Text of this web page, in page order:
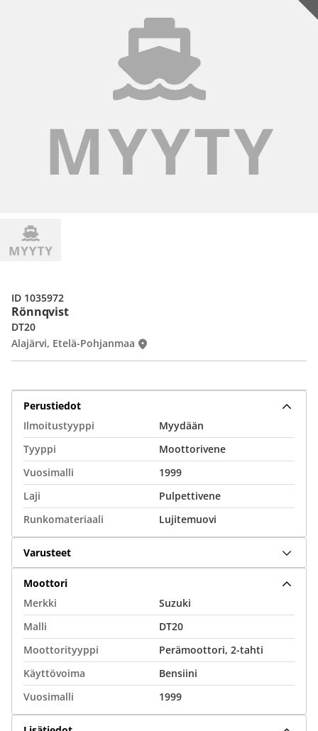
Rönnqvist
DT20
Alajärvi, Etelä-Pohjanmaa
ID 1035972
Perustiedot
Ilmoitustyyppi
Myydään
Tyyppi
Moottorivene
Vuosimalli
1999
Laji
Pulpettivene
Runkomateriaali
Lujitemuovi
Varusteet
Moottori
Merkki
Suzuki
Malli
DT20
Moottorityyppi
Perämoottori, 2-tahti
Käyttövoima
Bensiini
Vuosimalli
1999